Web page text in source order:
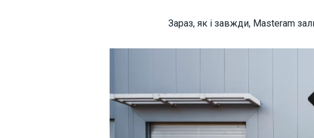
Зараз, як і завжди, Masteram